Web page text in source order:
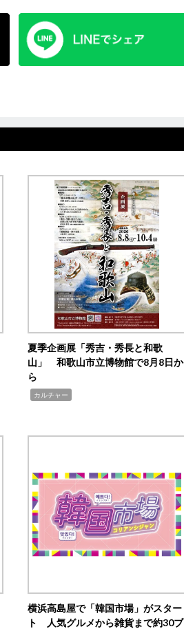
夏季企画展「秀吉・秀長と和歌
山」 和歌山市立博物館で8月8日か
ら
カルチャー
横浜高島屋で「韓国市場」がスター
ト 人気グルメから雑貨まで約30ブ